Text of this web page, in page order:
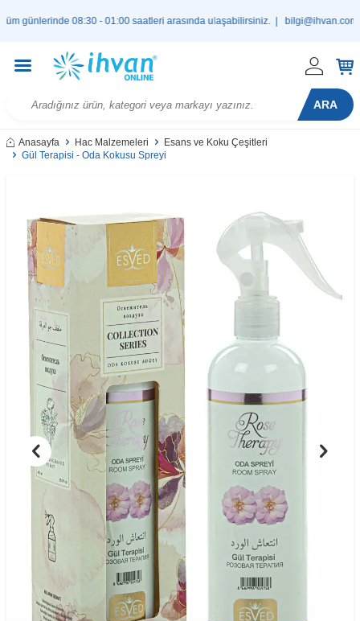
08:30 - 01:00 saatleri arasında ulaşabilirsiniz. |bilgi@ihvan.com.tr
ARA
Anasayfa Hac Malzemeleri
Esans ve Koku Çeşitleri
Gül Terapisi - Oda Kokusu Spreyi